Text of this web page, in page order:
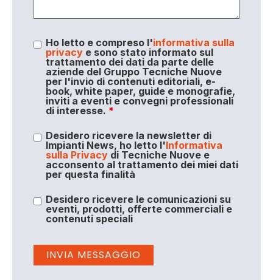
Ho letto e compreso l'informativa sulla
privacye sono stato informato sul
trattamento dei dati da parte delle
aziende del Gruppo Tecniche Nuove
per l'invio di contenuti editoriali, e-
book, white paper, guide e monografie,
inviti a eventi e convegni professionali
di interesse. *
Desidero ricevere la newsletter di
Impianti News, ho letto l'Informativa
sulla Privacydi Tecniche Nuove e
acconsento al trattamento dei miei dati
per questa finalità
Desidero ricevere le comunicazioni su
eventi, prodotti, offerte commerciali e
contenuti speciali